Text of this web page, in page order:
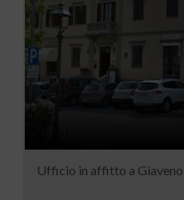
Ufficio in affitto a Giaveno